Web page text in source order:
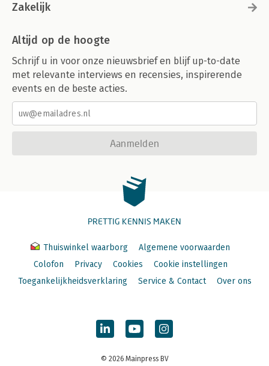
Zakelijk
Altijd op de hoogte
Schrijf u in voor onze nieuwsbrief en blijf up-to-date
met relevante interviews en recensies, inspirerende
events en de beste acties.
Aanmelden
PRETTIG KENNIS MAKEN
Thuiswinkel waarborg
Algemene voorwaarden
Colofon
Privacy Cookies
Cookie instellingen
Toegankelijkheidsverklaring
Service & Contact Over ons
© 2026 Mainpress BV